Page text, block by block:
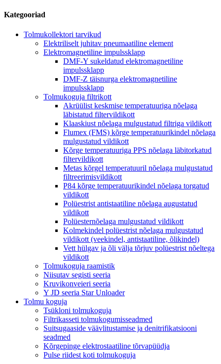
Kategooriad
Tolmukollektori tarvikud
Elektriliselt juhitav pneumaatiline element
Elektromagnetiline impulssklapp
DMF-Y sukeldatud elektromagnetiline
impulssklapp
DMF-Z täisnurga elektromagnetiline
impulssklapp
Tolmukoguja filtrikott
Akrüülist keskmise temperatuuriga nõelaga
läbistatud filtervildikott
Klaaskiust nõelaga mulgustatud filtriga vildikott
Flumex (FMS) kõrge temperatuurikindel nõelaga
mulgustatud vildikott
Kõrge temperatuuriga PPS nõelaga läbitorkatud
filtervildikott
Metas kõrgel temperatuuril nõelaga mulgustatud
filtreerimisvildikott
P84 kõrge temperatuurikindel nõelaga torgatud
vildikott
Polüestrist antistaatiline nõelaga augustatud
vildikott
Polüesternõelaga mulgustatud vildikott
Kolmekindel polüestrist nõelaga mulgustatud
vildikott (veekindel, antistaatiline, õlikindel)
Vett hülgav ja õli välja tõrjuv polüestrist nõeltega
vildikott
Tolmukoguja raamistik
Niisutav segisti seeria
Kruvikonveieri seeria
Y JD seeria Star Unloader
Tolmu koguja
Tsükloni tolmukoguja
Filtrikasseti tolmukogumisseadmed
Suitsugaaside väävlitustamise ja denitrifikatsiooni
seadmed
Kõrgepinge elektrostaatiline tõrvapüüdja
Pulse riidest koti tolmukoguja